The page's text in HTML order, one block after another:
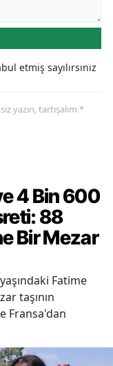
etmiş sayılırsınız
yazın, tartışalım *
4 Bin 600
88
Bir Mezar
Fatime
taşının
Fransa'dan